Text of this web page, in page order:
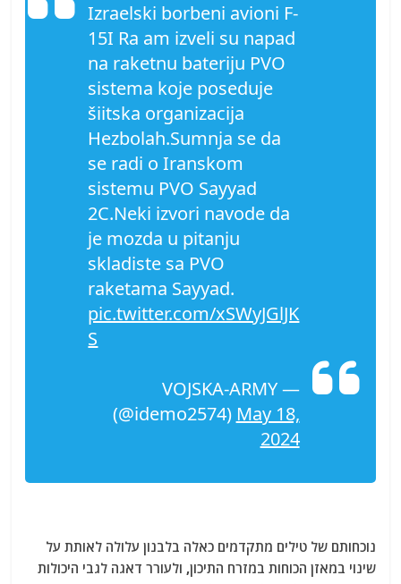
Izraelski borbeni avioni F-
15I Ra am izveli su napad
na raketnu bateriju PVO
sistema koje poseduje
šiitska organizacija
Hezbolah.Sumnja se da
se radi o Iranskom
sistemu PVO Sayyad
2C.Neki izvori navode da
je mozda u pitanju
skladiste sa PVO
raketama Sayyad.
pic.twitter.com/xSWyJGlJK
S
— VOJSKA-ARMY
(@idemo2574) May 18,
2024
נוכחותם של טילים מתקדמים כאלה בלבנון עלולה לאותת על
שינוי במאזן הכוחות במזרח התיכון, ולעורר דאגה לגבי היכולות